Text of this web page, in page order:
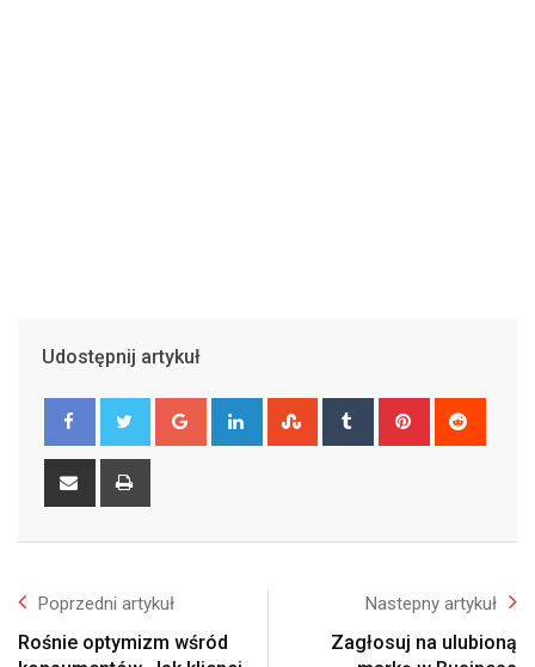
Udostępnij artykuł
Google+ LinkedIn StumbleUpon
Tumblr Pinterest
Share
Poprzedni artykuł
Rośnie optymizm wśród
Nastepny artykuł
Zagłosuj na ulubioną